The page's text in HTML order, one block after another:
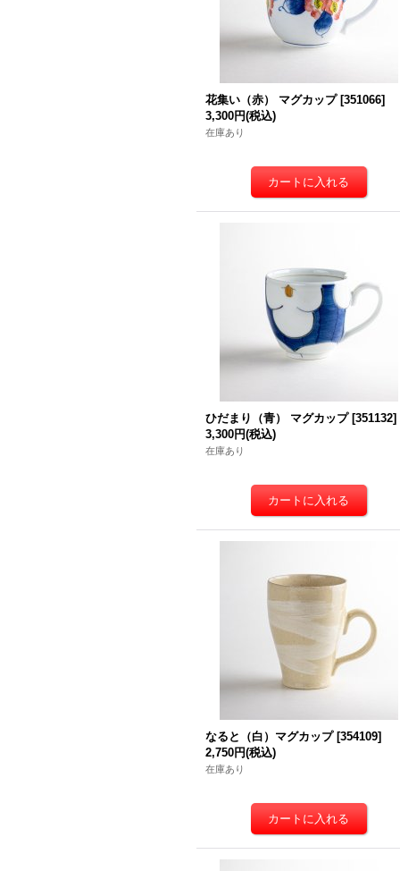
花集い（赤） マグカップ [351066]
3,300円(税込)
在庫あり
ひだまり（青） マグカップ [351132]
3,300円(税込)
在庫あり
なると（白）マグカップ [354109]
2,750円(税込)
在庫あり